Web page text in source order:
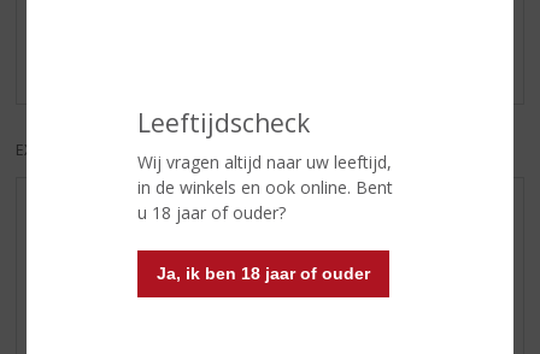
Leeftijdscheck
Wij vragen altijd naar uw leeftijd,
in de winkels en ook online. Bent
u 18 jaar of ouder?
Ja, ik ben 18 jaar of ouder
EXCL. BTW
AANBIEDINGEN
WIJN VAN DE MAAND
WHISKY VAN DE MAAND